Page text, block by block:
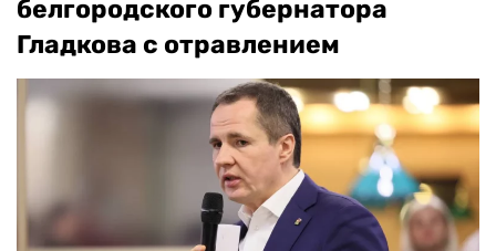
белгородского губернатора
Гладкова с отравлением